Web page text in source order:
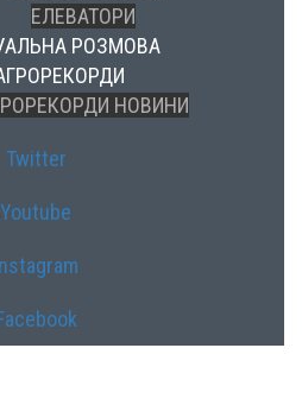
ЕЛЕВАТОРИ
РОЗМОВА
НОВИНИ
Twitter
Youtube